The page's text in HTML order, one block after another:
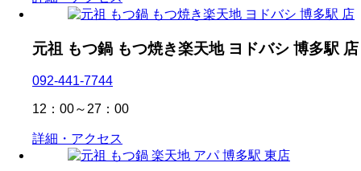
元祖 もつ鍋 もつ焼き楽天地 ヨドバシ 博多駅 店
092-441-7744
12：00～27：00
詳細・アクセス